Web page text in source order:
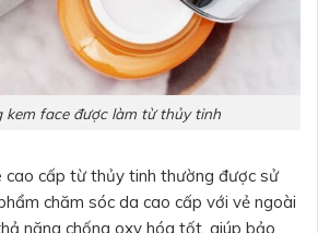
kem face được làm từ thủy tinh
cao cấp từ thủy tinh thường được sử
chăm sóc da cao cấp với vẻ ngoài
năng chống oxy hóa tốt, giúp bảo